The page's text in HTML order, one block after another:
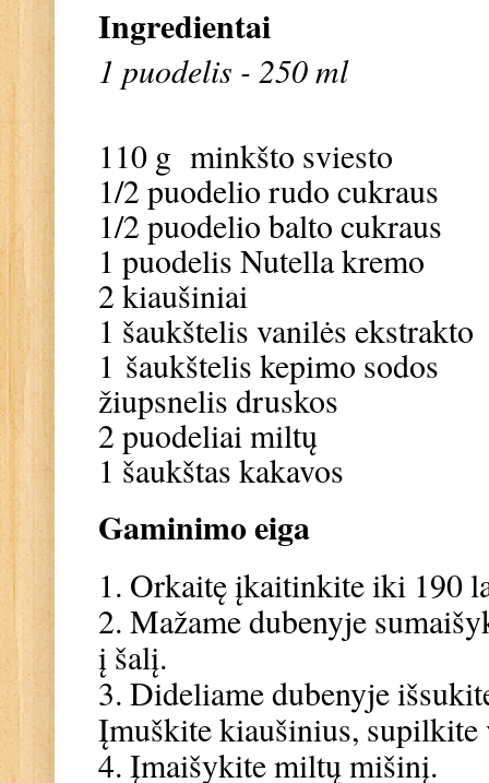
Ingredientai
1 puodelis - 250 ml
110 g minkšto sviesto
1/2 puodelio rudo cukraus
1/2 puodelio balto cukraus
1 puodelis Nutella kremo
2 kiaušiniai
1 šaukštelis vanilės ekstrakto
1 šaukštelis kepimo sodos
žiupsnelis druskos
2 puodeliai miltų
1 šaukštas kakavos
Gaminimo eiga
1. Orkaitę įkaitinkite iki 190
2. Mažame dubenyje
į šalį.
3. Dideliame dubenyje
Įmuškite kiaušinius,
4. Įmaišykite miltų mišinį.